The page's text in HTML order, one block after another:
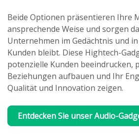
Beide Optionen präsentieren Ihre
ansprechende Weise und sorgen
Unternehmen im Gedächtnis und
Kunden bleibt. Diese Hightech-
potenzielle Kunden beeindrucken,
Beziehungen aufbauen und Ihr
Qualität und Innovation zeigen.
Entdecken Sie unser Audio-